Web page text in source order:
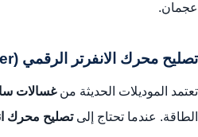
عجمان.
تصليح محرك الانفرتر الرقمي (Digital Inverter)
تعتمد الموديلات الحديثة منغسالات
الطاقة. عندما تحتاج إلىتصليح محرك